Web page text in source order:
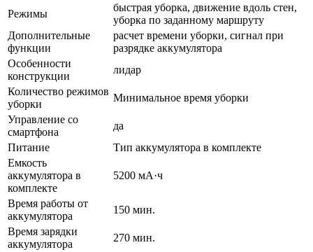
Режимы
быстрая уборка, движение вдоль стен,
уборка по заданному маршруту
Дополнительные
функции
расчет времени уборки, сигнал при
разрядке аккумулятора
Особенности
конструкции
лидар
Количество режимов
уборки
Минимальное время уборки
Управление со
смартфона
да
Питание
Тип аккумулятора в комплекте
Емкость
аккумулятора в
комплекте
5200 мА·ч
Время работы от
аккумулятора
150 мин.
Время зарядки
аккумулятора
270 мин.